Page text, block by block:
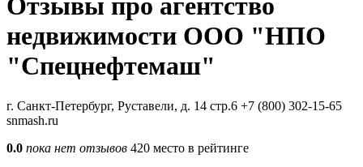
Отзывы про агентство
недвижимости ООО "НПО
"Спецнефтемаш"
г. Санкт-Петербург, Руставели, д. 14 стр.6 +7 (800) 302-15-65
snmash.ru
0.0 пока нет отзывов 420 место в рейтинге